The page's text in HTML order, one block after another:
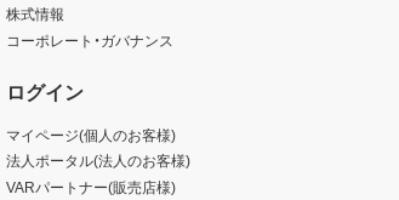
株式情報
コーポレート・ガバナンス
ログイン
マイページ(個人のお客様)
法人ポータル(法人のお客様)
VARパートナー(販売店様)